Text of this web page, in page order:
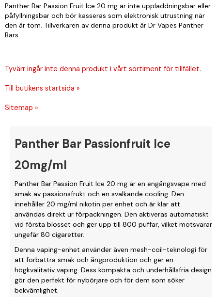
Panther Bar Passion Fruit Ice 20 mg är inte uppladdningsbar eller
påfyllningsbar och bör kasseras som elektronisk utrustning när
den är tom. Tillverkaren av denna produkt är Dr Vapes Panther
Bars.
Tyvärr ingår inte denna produkt i vårt sortiment för tillfället.
Till butikens startsida »
Sitemap »
Panther Bar Passionfruit Ice
20mg/ml
Panther Bar Passion Fruit Ice 20 mg är en engångsvape med
smak av passionsfrukt och en svalkande cooling. Den
innehåller 20 mg/ml nikotin per enhet och är klar att
användas direkt ur förpackningen. Den aktiveras automatiskt
vid första blosset och ger upp till 800 puffar, vilket motsvarar
ungefär 80 cigaretter.
Denna vaping-enhet använder även mesh-coil-teknologi för
att förbättra smak och ångproduktion och ger en
högkvalitativ vaping. Dess kompakta och underhållsfria design
gör den perfekt för nybörjare och för dem som söker
bekvämlighet.